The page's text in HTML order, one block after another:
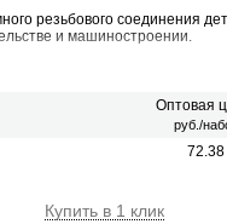
резьбового соединения
и машиностроении.
Оптовая
руб./
72.38
Купить в 1 клик